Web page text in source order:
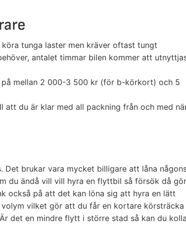
tunga laster men kräver oftast tungt
antalet timmar bilen kommer att
mellan 2 000-3 500 kr (för b-körkort) och 5
du är klar med all packning från och med
brukar vara mycket billigare att låna
du ändå vill vill hyra en flyttbil så försök då
också på att det kan löna sig att hyra en lätt
vilket gör att du får en kortare körsträcka
det en mindre flytt i större stad så kan du kolla